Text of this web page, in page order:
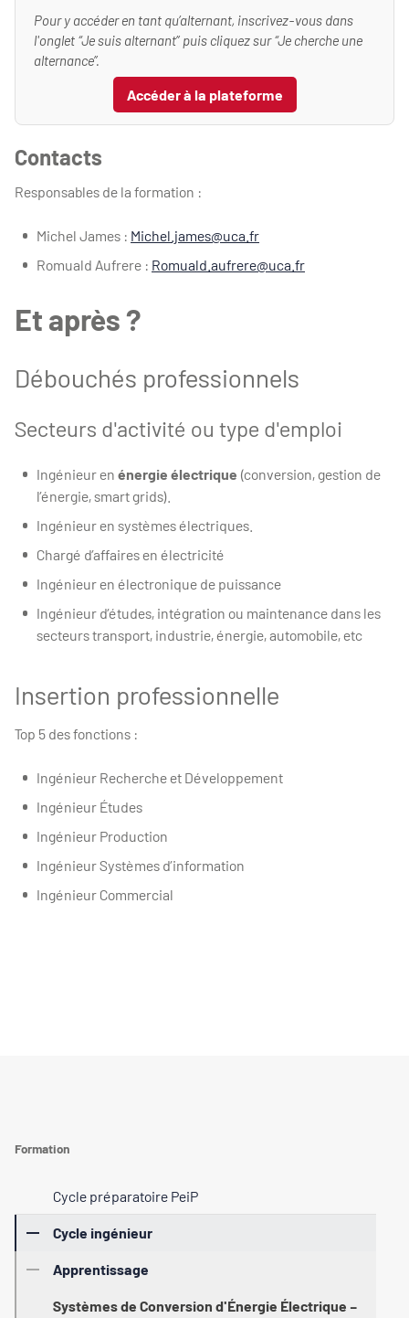
Pour y accéder en tant qu’alternant, inscrivez-vous dans
l'onglet “Je suis alternant” puis cliquez sur “Je cherche une
alternance”.
Accéder à la plateforme
Contacts
Responsables de la formation :
Michel James : Michel.james@uca.fr
Romuald Aufrere : Romuald.aufrere@uca.fr
Et après ?
Débouchés professionnels
Secteurs d'activité ou type d'emploi
Ingénieur en énergie électrique (conversion, gestion de
l’énergie, smart grids).
Ingénieur en systèmes électriques.
Chargé d’affaires en électricité
Ingénieur en électronique de puissance
Ingénieur d’études, intégration ou maintenance dans les
secteurs transport, industrie, énergie, automobile, etc
Insertion professionnelle
Top 5 des fonctions :
Ingénieur Recherche et Développement
Ingénieur Études
Ingénieur Production
Ingénieur Systèmes d’information
Ingénieur Commercial
Formation
Cycle préparatoire PeiP
Cycle ingénieur
Apprentissage
Systèmes de Conversion d'Énergie Électrique –